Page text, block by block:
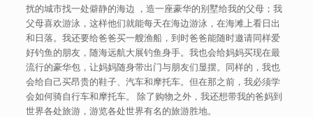
扰的城市找一处僻静的海边 ，造一座豪华的别墅给我的父母；我
父母喜欢游泳，这样他们就能每天在海边游泳，在海滩上看日出
和日落。我还要给爸爸买一艘渔船，到时爸爸能随时邀请同样爱
好钓鱼的朋友，随海远航大展钓鱼身手。我也会给妈妈买现在最
流行的豪华包，让妈妈随身带出门与朋友们显摆。同样的，我也
会给自己买昂贵的鞋子、汽车和摩托车。但在那之前，我必须学
会如何骑自行车和摩托车。 除了购物之外，我还想带我的爸妈到
世界各处旅游，游览各处世界有名的旅游胜地。